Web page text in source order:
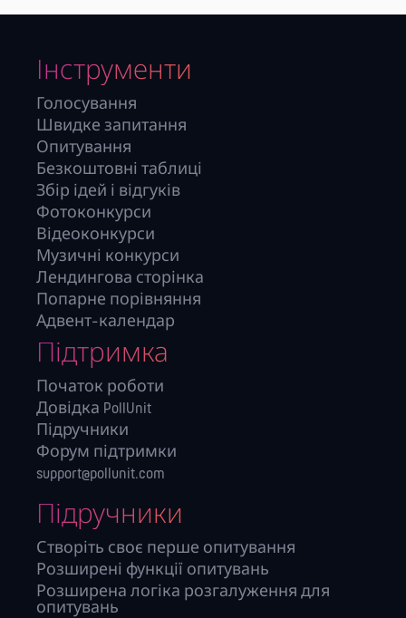
Інструменти
Голосування
Швидке запитання
Опитування
Безкоштовні таблиці
Збір ідей і відгуків
Фотоконкурси
Відеоконкурси
Музичні конкурси
Лендингова сторінка
Попарне порівняння
Адвент-календар
Підтримка
Початок роботи
Довідка PollUnit
Підручники
Форум підтримки
support@pollunit.com
Підручники
Створіть своє перше опитування
Розширені функції опитувань
Розширена логіка розгалуження для
опитувань